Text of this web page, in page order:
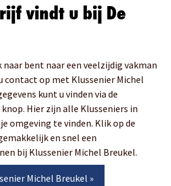
vindt u bij De
bent naar een veelzijdig vakman
contact op met Klussenier Michel
kunt u vinden via de
Hier zijn alle Klusseniers in
omgeving te vinden. Klik op de
en snel een
bij Klussenier Michel Breukel.
Michel Breukel »